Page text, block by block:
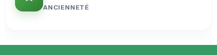
ANCIENNETÉ